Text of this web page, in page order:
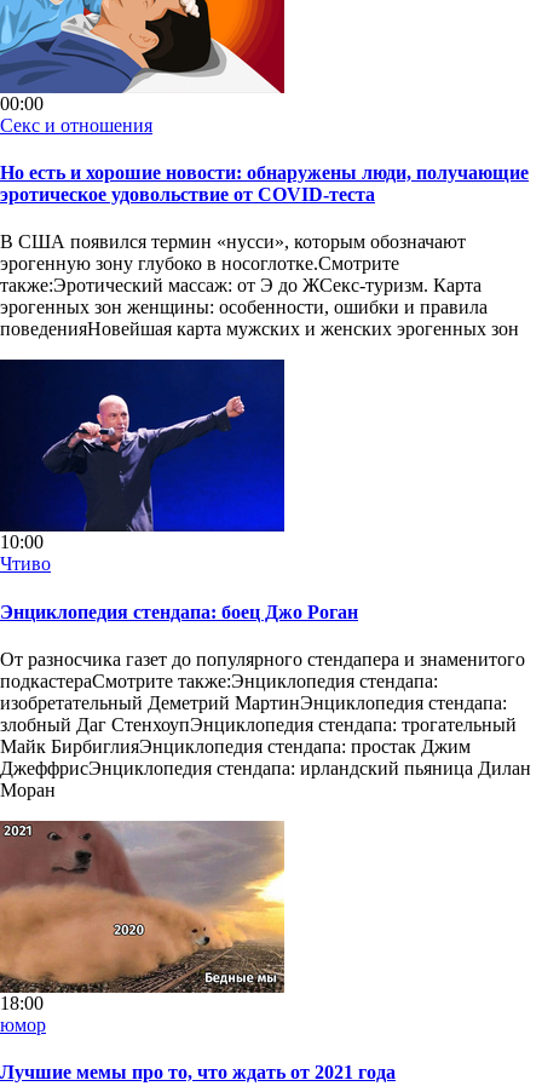
00:00
Секс и отношения
Но есть и хорошие новости: обнаружены люди, получающие
эротическое удовольствие от COVID-теста
В США появился термин «нусси», которым обозначают
эрогенную зону глубоко в носоглотке.Смотрите
также:Эротический массаж: от Э до ЖСекс-туризм. Карта
эрогенных зон женщины: особенности, ошибки и правила
поведенияНовейшая карта мужских и женских эрогенных зон
10:00
Чтиво
Энциклопедия стендапа: боец Джо Роган
От разносчика газет до популярного стендапера и знаменитого
подкастераСмотрите также:Энциклопедия стендапа:
изобретательный Деметрий МартинЭнциклопедия стендапа:
злобный Даг СтенхоупЭнциклопедия стендапа: трогательный
Майк БирбиглияЭнциклопедия стендапа: простак Джим
ДжеффрисЭнциклопедия стендапа: ирландский пьяница Дилан
Моран
18:00
юмор
Лучшие мемы про то, что ждать от 2021 года